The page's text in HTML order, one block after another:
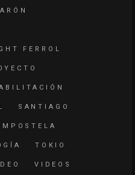
FERROL
SANTIAGO
TOKIO
VIDEOS